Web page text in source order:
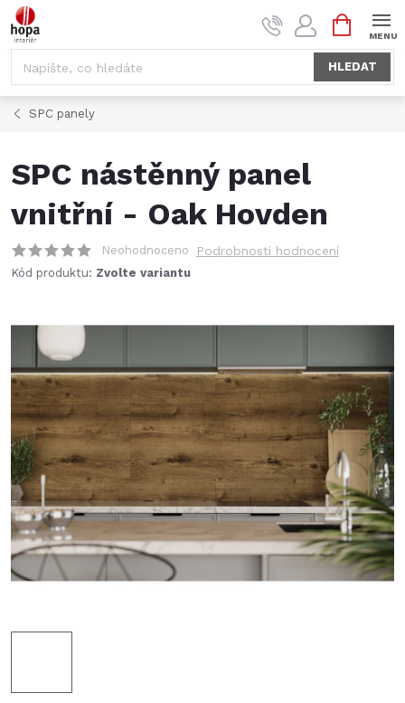
Přejít
na
HLEDAT
NÁKUPNÍ
KOŠÍK
SPC panely
SPC nástěnný panel
vnitřní - Oak Hovden
Neohodnoceno Podrobnosti hodnocení
Kód produktu: Zvolte variantu